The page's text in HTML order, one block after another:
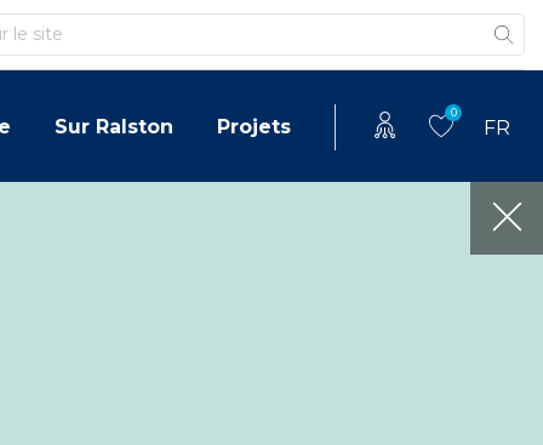
Sur Ralston Projets
0
FR